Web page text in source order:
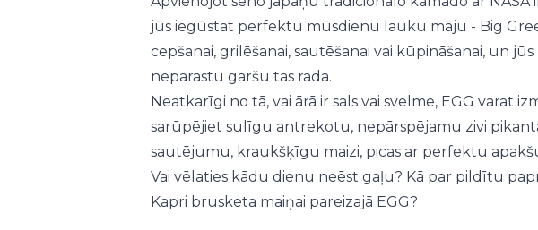
jūs iegūstat perfektu mūsdienu lauku māju - Big
cepšanai, grilēšanai, sautēšanai vai kūpināšanai, un
neparastu garšu tas rada.
Neatkarīgi no tā, vai ārā ir sals vai svelme, EGG varat
sarūpējiet sulīgu antrekotu, nepārspējamu zivi
sautējumu, kraukšķīgu maizi, picas ar perfektu
Vai vēlaties kādu dienu neēst gaļu? Kā par pildītu
Kapri brusketa maiņai pareizajā EGG?